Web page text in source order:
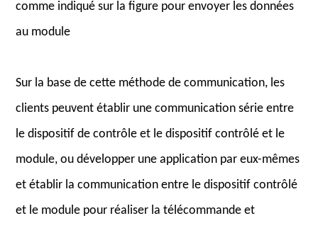
comme indiqué sur la figure pour envoyer les données
au module
Sur la base de cette méthode de communication, les
clients peuvent établir une communication série entre
le dispositif de contrôle et le dispositif contrôlé et le
module, ou développer une application par eux-mêmes
et établir la communication entre le dispositif contrôlé
et le module pour réaliser la télécommande et